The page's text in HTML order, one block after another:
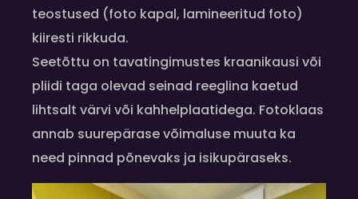
teostused (foto kapal, lamineeritud foto)
kiiresti rikkuda.
Seetõttu on tavatingimustes kraanikausi või
pliidi taga olevad seinad reeglina kaetud
lihtsalt värvi või kahhelplaatidega. Fotoklaas
annab suurepärase võimaluse muuta ka
need pinnad põnevaks ja isikupäraseks.